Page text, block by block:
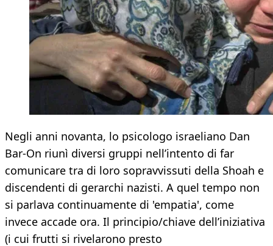
Negli anni novanta, lo psicologo israeliano Dan
Bar-On riunì diversi gruppi nell’intento di far
comunicare tra di loro sopravvissuti della Shoah e
discendenti di gerarchi nazisti. A quel tempo non
si parlava continuamente di 'empatia', come
invece accade ora. Il principio/chiave dell’iniziativa
(i cui frutti si rivelarono presto